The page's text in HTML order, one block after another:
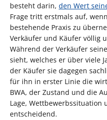
besteht darin, den Wert
Frage tritt erstmals auf,
bestehende Praxis zu
Verkäufer und Käufer völlig
Während der Verkäufer
sieht, welches er über viele
der Käufer sie dagegen
für ihn in erster Linie die
BWA, der Zustand und die
Lage, Wettbewerbssituation
entscheidend.